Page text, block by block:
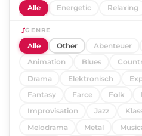
Alle Energetic Relaxing
GENRE
Alle Other Abenteuer
Animation
Blues
Drama
Elektronisch
Fantasy
Farce Folk
Improvisation
Jazz
Melodrama
Metal